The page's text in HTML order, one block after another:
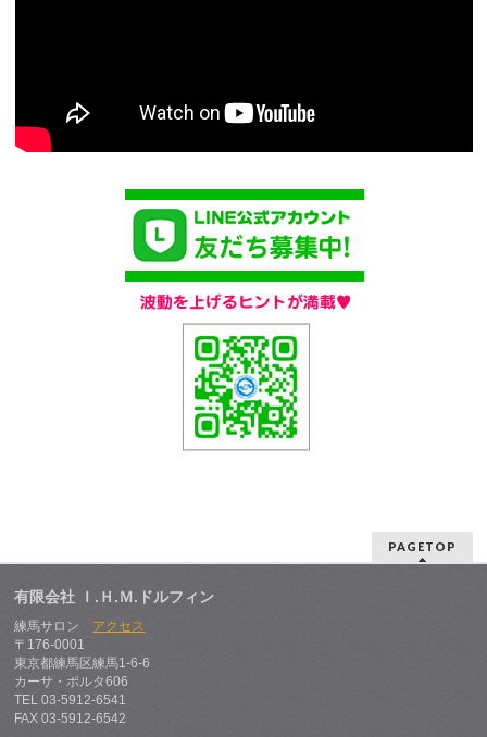
PAGETOP
有限会社 Ｉ.Ｈ.Ｍ.ドルフィン
練馬サロン アクセス
〒176-0001
東京都練馬区練馬1-6-6
カーサ・ポルタ606
TEL 03-5912-6541
FAX 03-5912-6542